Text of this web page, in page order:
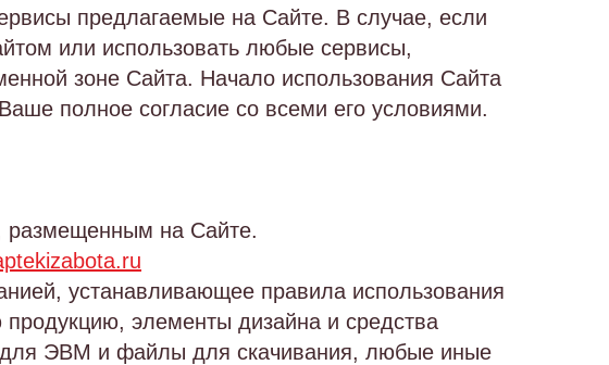
предлагаемые на Сайте. В случае, если
или использовать любые сервисы,
зоне Сайта. Начало использования Сайта
полное согласие со всеми его условиями.
размещенным на Сайте.
устанавливающее правила использования
элементы дизайна и средства
ЭВМ и файлы для скачивания, любые иные